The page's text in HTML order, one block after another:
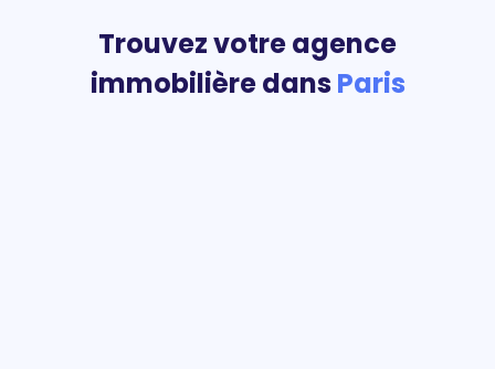
Trouvez votre agence
immobilière dansParis